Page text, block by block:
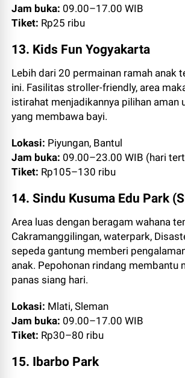
Jam buka: 09.00–17.00 WIB
Tiket: Rp25 ribu
13. Kids Fun Yogyakarta
Lebih dari 20 permainan ramah anak
ini. Fasilitas stroller-friendly, area
istirahat menjadikannya pilihan aman
yang membawa bayi.
Lokasi: Piyungan, Bantul
Jam buka: 09.00–23.00 WIB (hari
Tiket: Rp105–130 ribu
14. Sindu Kusuma Edu Park
Area luas dengan beragam wahana
Cakramanggilingan, waterpark,
sepeda gantung memberi
anak. Pepohonan rindang membantu
panas siang hari.
Lokasi: Mlati, Sleman
Jam buka: 09.00–17.00 WIB
Tiket: Rp30–80 ribu
15. Ibarbo Park